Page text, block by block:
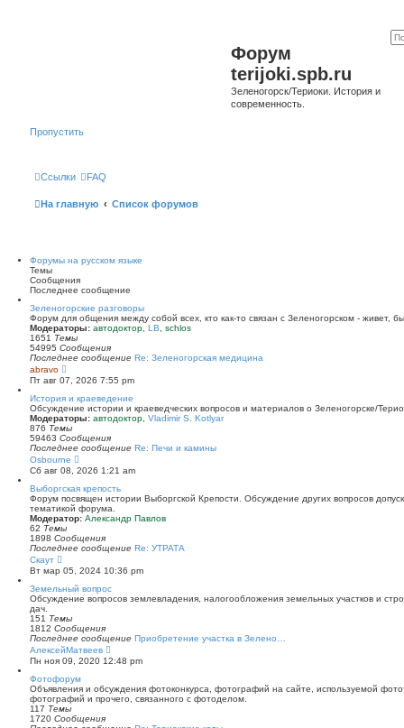
Форум
terijoki.spb.ru
Зеленогорск/Териоки. История и
современность.
Пропустить
Ссылки FAQ
На главную Список форумов
Форумы на русском языке
Темы
Сообщения
Последнее сообщение
Зеленогорские разговоры
Форум для общения между собой всех, кто как-то связан с Зеленогорском - живет,
Модераторы: автодоктор LB
schlos
1651 Темы
54995 Сообщения
Последнее сообщение Re: Зеленогорская медицина
abravo
е
р
е
й
т
и
к
п
с
л
е
д
н
е
м
у
с
б
е
н
ю
Пт авг 07, 2026 7:55 pm
История и краеведение
Обсуждение истории и краеведческих вопросов и материалов о Зеленогорске/
Модераторы: автодоктор Vladimir S. Kotlyar
876 Темы
59463 Сообщения
Последнее сообщение Re: Печи и камины
Osbourne
е
р
е
й
т
и
п
о
л
е
д
н
у
с
о
б
е
н
и
Сб авг 08, 2026 1:21 am
Выборгская крепость
Форум посвящен истории Выборгской Крепости. Обсуждение других вопросов
тематикой форума.
Модератор: Александр Павлов
62 Темы
1898 Сообщения
Последнее сообщение Re: УТРАТА
Скаут
е
р
е
й
т
и
к
п
о
с
л
е
д
н
е
м
у
Вт мар 05, 2024 10:36 pm
Земельный вопрос
Обсуждение вопросов землевладения, налогообложения земельных участков и
дач.
151 Темы
1812 Сообщения
Последнее сообщение Приобретение участка в Зелено…
АлексейМатвеев
е
р
й
т
Пн ноя 09, 2020 12:48 pm
Фотофорум
Объявления и обсуждения фотоконкурса, фотографий на сайте, используемой
фотографий и прочего, связанного с фотоделом.
117 Темы
1720 Сообщения